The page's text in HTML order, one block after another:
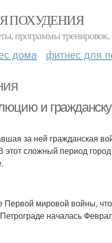
ПОХУДЕНИЯ
программы тренировок,
дома фитнес для
и
за ней гражданская
сложный период
Первой мировой войны,
началась